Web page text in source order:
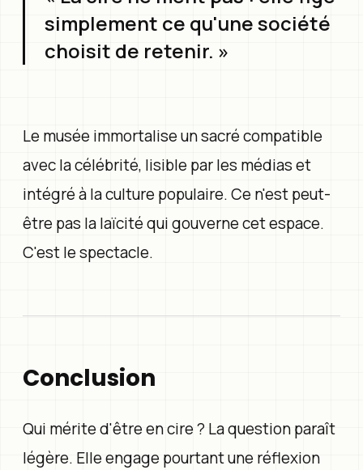
simplement ce qu'une société
choisit de retenir. »
Le musée immortalise un sacré compatible
avec la célébrité, lisible par les médias et
intégré à la culture populaire. Ce n'est peut-
être pas la laïcité qui gouverne cet espace.
C'est le spectacle.
Conclusion
Qui mérite d'être en cire ? La question paraît
légère. Elle engage pourtant une réflexion